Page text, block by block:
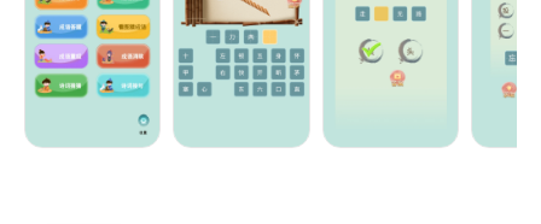
成语小秀才帮您收集了3w多个成语和数十万首古诗
词，每个成语和没首古诗均有详细的解释和出处的介
绍，轻松丰富你的文学知识。另外还成语字典、汉语字
典、古诗词典，可以查询成语、汉字、组词、详解、古